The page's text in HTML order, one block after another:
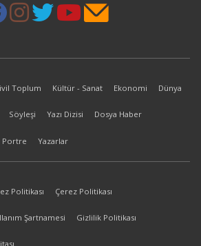
Toplum Kültür - Sanat Ekonomi Dünya
Söyleşi Yazı Dizisi Dosya Haber
Portre Yazarlar
Politikası Çerez Politikası
Şartnamesi Gizlilik Politikası